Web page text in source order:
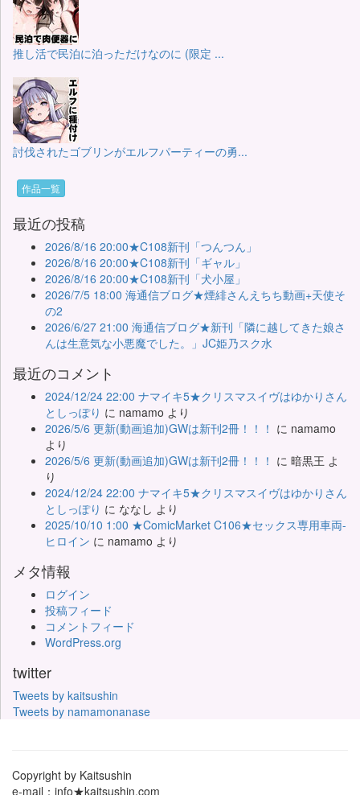
推し活で民泊に泊っただけなのに (限定 ...
討伐されたゴブリンがエルフパーティーの勇...
作品一覧
最近の投稿
2026/8/16 20:00★C108新刊「つんつん」
2026/8/16 20:00★C108新刊「ギャル」
2026/8/16 20:00★C108新刊「犬小屋」
2026/7/5 18:00 海通信ブログ★煙緋さんえちち動画+天使そ
の2
2026/6/27 21:00 海通信ブログ★新刊「隣に越してきた娘さ
んは生意気な小悪魔でした。」JC姫乃スク水
最近のコメント
2024/12/24 22:00 ナマイキ5★クリスマスイヴはゆかりさん
としっぽり に namamo より
2026/5/6 更新(動画追加)GWは新刊2冊！！！ に namamo
より
2026/5/6 更新(動画追加)GWは新刊2冊！！！ に 暗黒王 よ
り
2024/12/24 22:00 ナマイキ5★クリスマスイヴはゆかりさん
としっぽり に ななし より
2025/10/10 1:00 ★ComicMarket C106★セックス専用車両-
ヒロイン に namamo より
メタ情報
ログイン
投稿フィード
コメントフィード
WordPress.org
twitter
Tweets by kaitsushin
Tweets by namamonanase
Copyright by Kaitsushin
e-mail：info★kaitsushin.com